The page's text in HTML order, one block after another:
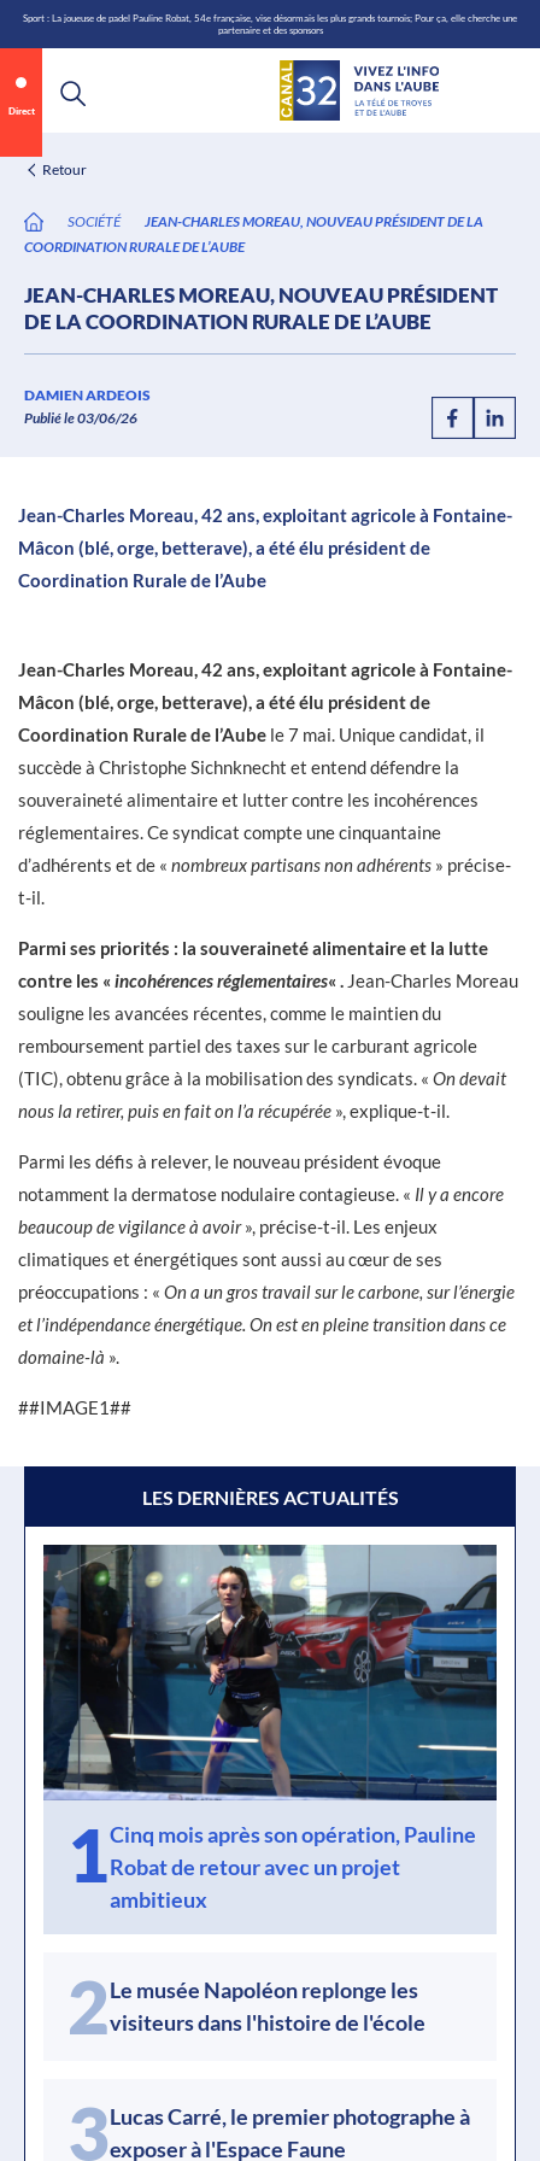
Aller
au
contenu
Sport : La joueuse de padel Pauline Robat, 54e française, vise désormais les plus grands tournois; Pour ça, elle cherche une
partenaire et des sponsors
Direct
Retour
SOCIÉTÉ
JEAN-CHARLES MOREAU, NOUVEAU PRÉSIDENT DE LA
COORDINATION RURALE DE L’AUBE
JEAN-CHARLES MOREAU, NOUVEAU PRÉSIDENT
DE LA COORDINATION RURALE DE L’AUBE
DAMIEN ARDEOIS
Publié le 03/06/26
0:06 / 0:12
Jean-Charles Moreau, 42 ans, exploitant agricole à Fontaine-
Mâcon (blé, orge, betterave), a été élu président de
Coordination Rurale de l’Aube
Jean-Charles Moreau, 42 ans, exploitant agricole à Fontaine-
Mâcon (blé, orge, betterave), a été élu président de
Coordination Rurale de l’Aube le 7 mai. Unique candidat, il
succède à Christophe Sichnknecht et entend défendre la
souveraineté alimentaire et lutter contre les incohérences
réglementaires. Ce syndicat compte une cinquantaine
d’adhérents et de « nombreux partisans non adhérents » précise-
t-il.
Parmi ses priorités : la souveraineté alimentaire et la lutte
contre les « incohérences réglementaires« . Jean-Charles Moreau
souligne les avancées récentes, comme le maintien du
remboursement partiel des taxes sur le carburant agricole
(TIC), obtenu grâce à la mobilisation des syndicats. « On devait
nous la retirer, puis en fait on l’a récupérée », explique-t-il.
Parmi les défis à relever, le nouveau président évoque
notamment la dermatose nodulaire contagieuse. « Il y a encore
beaucoup de vigilance à avoir», précise-t-il. Les enjeux
climatiques et énergétiques sont aussi au cœur de ses
préoccupations : « On a un gros travail sur le carbone, sur l’énergie
et l’indépendance énergétique. On est en pleine transition dans ce
domaine-là ».
##IMAGE1##
LES DERNIÈRES ACTUALITÉS
1Cinq mois après son opération, Pauline
Robat de retour avec un projet
ambitieux
2Le musée Napoléon replonge les
visiteurs dans l'histoire de l'école
3Lucas Carré, le premier photographe à
exposer à l'Espace Faune